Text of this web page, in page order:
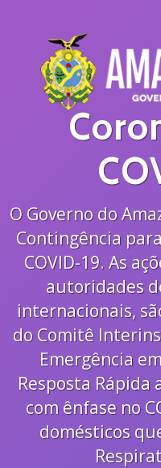
O Governo do
Contingência
COVID-19. As
autoridades
internacionais,
do Comitê
Emergência
Resposta Rápida
com ênfase no
domésticos